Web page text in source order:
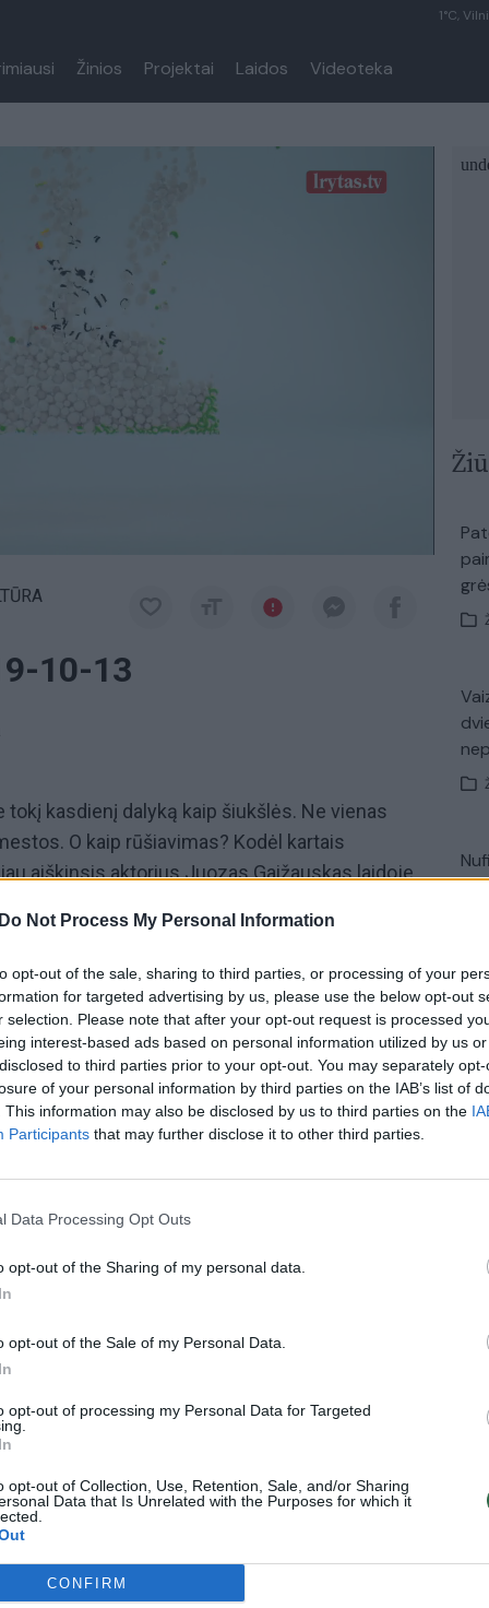
Do Not Process My Personal Information
opt-out of the sale, sharing to third parties, or processing of your
for targeted advertising by us, please use the below opt-out
selection. Please note that after your opt-out request is processed
interest-based ads based on personal information utilized by us
to third parties prior to your opt-out. You may separately
of your personal information by third parties on the IAB’s list of
This information may also be disclosed by us to third parties on the
Participants that may further disclose it to other third parties.
Data Processing Opt Outs
opt-out of the Sharing of my personal data.
opt-out of the Sale of my Personal Data.
opt-out of processing my Personal Data for Targeted
opt-out of Collection, Use, Retention, Sale, and/or Sharing
Data that Is Unrelated with the Purposes for which it
CONFIRM
1°C,
Žinios Projektai Laidos Videoteka
10-13
kasdienį dalyką kaip šiukšlės. Ne vienas
O kaip rūšiavimas? Kodėl kartais
aiškinsis aktorius Juozas Gaižauskas laidoje
Ekologija švara
Visi įrašai
laikų karščio rekordas: čia temperatūra
Laidos Lietuva tiesiogiai